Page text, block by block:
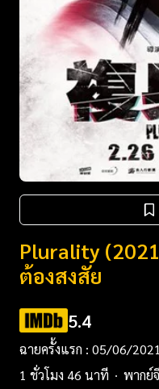
Plurality
ต้องสงสัย
5.4
ฉายครั้งแรก : 05/06/2021
1 ชั่วโมง 46 นาที
พากย์